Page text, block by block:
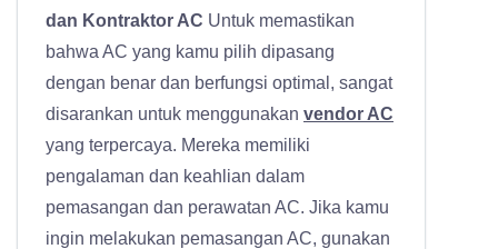
dan Kontraktor AC Untuk memastikan
bahwa AC yang kamu pilih dipasang
dengan benar dan berfungsi optimal, sangat
disarankan untuk menggunakan vendor AC
yang terpercaya. Mereka memiliki
pengalaman dan keahlian dalam
pemasangan dan perawatan AC. Jika kamu
ingin melakukan pemasangan AC, gunakan